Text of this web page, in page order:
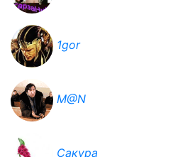
1gor
M@N
Сакура